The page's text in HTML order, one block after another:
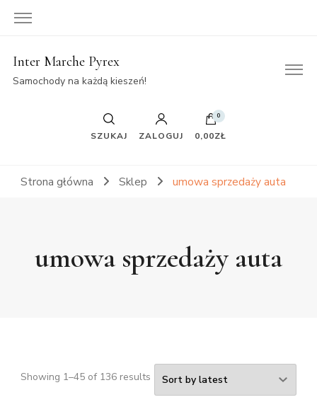
Inter Marche Pyrex
Samochody na każdą kieszeń!
SZUKAJ ZALOGUJ
0
0,00ZŁ
Strona główna Sklep umowa sprzedaży auta
umowa sprzedaży auta
Showing 1–45 of 136 results